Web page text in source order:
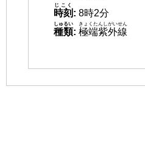
時刻
じこく
: 8時2分
種類
しゅるい
: 極端紫外線
きょくたんしがいせん